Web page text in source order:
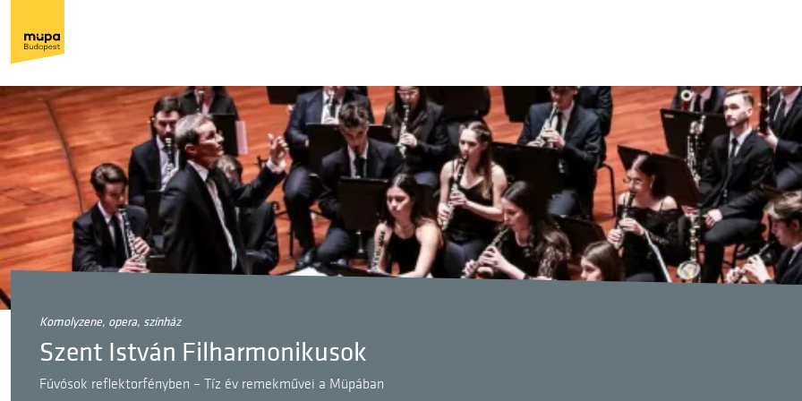
komolyzene, opera, színház
Szent István Filharmonikusok
Fúvósok reflektorfényben – Tíz év remekművei a Müpában